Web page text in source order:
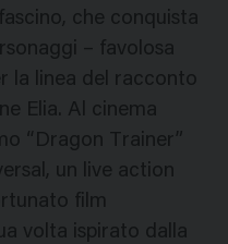
che conquista
– favolosa
la linea del racconto
Elia. Al cinema
“Dragon Trainer”
un live action
film
volta ispirato dalla